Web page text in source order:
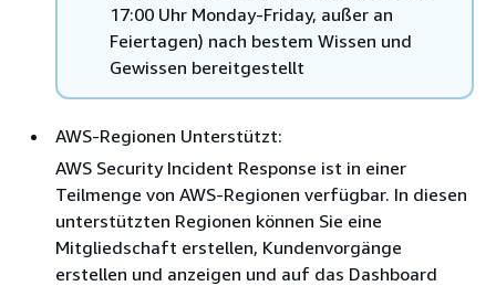
17:00 Uhr Monday-Friday, außer an
Feiertagen) nach bestem Wissen und
Gewissen bereitgestellt
AWS-Regionen Unterstützt:
AWS Security Incident Response ist in einer
Teilmenge von AWS-Regionen verfügbar. In diesen
unterstützten Regionen können Sie eine
Mitgliedschaft erstellen, Kundenvorgänge
erstellen und anzeigen und auf das Dashboard